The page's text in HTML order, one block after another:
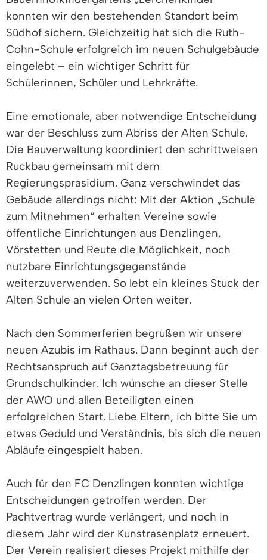
konnten wir den bestehenden Standort beim
Südhof sichern. Gleichzeitig hat sich die Ruth-
Cohn-Schule erfolgreich im neuen Schulgebäude
eingelebt – ein wichtiger Schritt für
Schülerinnen, Schüler und Lehrkräfte.
Eine emotionale, aber notwendige Entscheidung
war der Beschluss zum Abriss der Alten Schule.
Die Bauverwaltung koordiniert den schrittweisen
Rückbau gemeinsam mit dem
Regierungspräsidium. Ganz verschwindet das
Gebäude allerdings nicht: Mit der Aktion „Schule
zum Mitnehmen“ erhalten Vereine sowie
öffentliche Einrichtungen aus Denzlingen,
Vörstetten und Reute die Möglichkeit, noch
nutzbare Einrichtungsgegenstände
weiterzuverwenden. So lebt ein kleines Stück der
Alten Schule an vielen Orten weiter.
Nach den Sommerferien begrüßen wir unsere
neuen Azubis im Rathaus. Dann beginnt auch der
Rechtsanspruch auf Ganztagsbetreuung für
Grundschulkinder. Ich wünsche an dieser Stelle
der AWO und allen Beteiligten einen
erfolgreichen Start. Liebe Eltern, ich bitte Sie um
etwas Geduld und Verständnis, bis sich die neuen
Abläufe eingespielt haben.
Auch für den FC Denzlingen konnten wichtige
Entscheidungen getroffen werden. Der
Pachtvertrag wurde verlängert, und noch in
diesem Jahr wird der Kunstrasenplatz erneuert.
Der Verein realisiert dieses Projekt mithilfe der